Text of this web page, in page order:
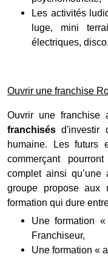
Les activités
luge, mini
électriques, disco,
Ouvrir une franchise
Ouvrir une franchise
franchisésd'investir
humaine. Les futurs
commerçant
complet ainsi qu’une
groupe propose aux
formation qui dure
Une formation
Franchiseur,
Une formation «